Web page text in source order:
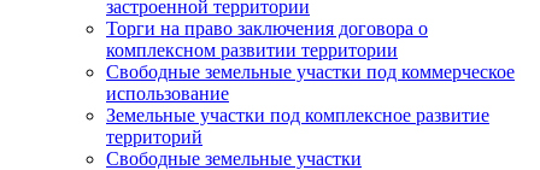
застроенной территории
Торги на право заключения договора о
комплексном развитии территории
Свободные земельные участки под коммерческое
использование
Земельные участки под комплексное развитие
территорий
Свободные земельные участки